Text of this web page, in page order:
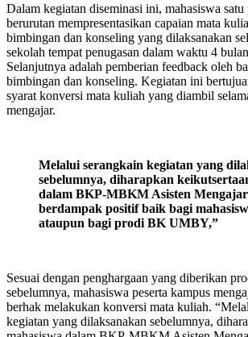
Dalam kegiatan diseminasi ini, mahasiswa satu
berurutan mempresentasikan capaian mata
bimbingan dan konseling yang dilaksanakan
sekolah tempat penugasan dalam waktu 4
Selanjutnya adalah pemberian feedback oleh
bimbingan dan konseling. Kegiatan ini
syarat konversi mata kuliah yang diambil
mengajar.
Melalui serangkain kegiatan yang
sebelumnya, diharapkan
dalam BKP-MBKM Asisten
berdampak positif baik bagi
ataupun bagi prodi BK UMBY,”
Sesuai dengan penghargaan yang diberikan
sebelumnya, mahasiswa peserta kampus
berhak melakukan konversi mata kuliah.
kegiatan yang dilaksanakan sebelumnya,